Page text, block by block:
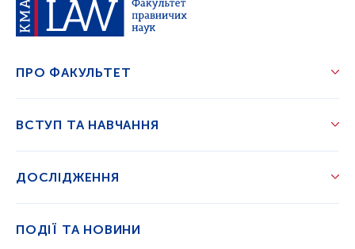
ПРО ФАКУЛЬТЕТ
ВСТУП ТА НАВЧАННЯ
ДОСЛІДЖЕННЯ
ПОДІЇ ТА НОВИНИ